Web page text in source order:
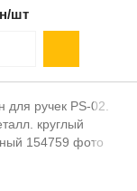
металлическая.
BM.6201-10
шт